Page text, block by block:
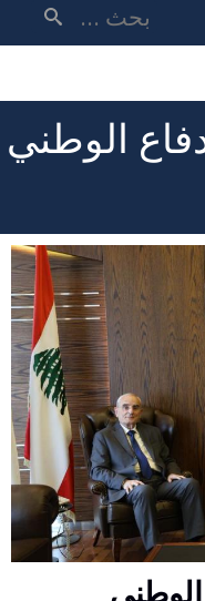
الوطني
الوطني